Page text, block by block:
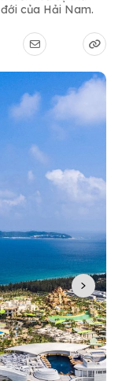
của Hải Nam.